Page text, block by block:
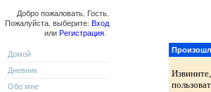
Добро пожаловать, Гость.
Пожалуйста, выберите: Вход
или Регистрация.
Домой
Дневник
Обо мне